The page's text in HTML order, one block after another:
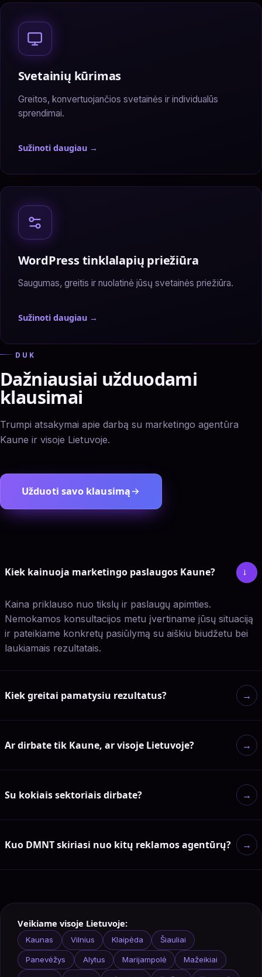
Svetainių kūrimas
Greitos, konvertuojančios svetainės ir individualūs
sprendimai.
Sužinoti daugiau →
— Svetainių kūrimas
WordPress tinklalapių priežiūra
Saugumas, greitis ir nuolatinė jūsų svetainės priežiūra.
Sužinoti daugiau →
— WordPress tinklalapių priežiūra
DUK
Dažniausiai užduodami
klausimai
Trumpi atsakymai apie darbą su marketingo agentūra
Kaune ir visoje Lietuvoje.
Užduoti savo klausimą
Kiek kainuoja marketingo paslaugos Kaune? →
Kaina priklauso nuo tikslų ir paslaugų apimties.
Nemokamos konsultacijos metu įvertiname jūsų situaciją
ir pateikiame konkretų pasiūlymą su aiškiu biudžetu bei
laukiamais rezultatais.
Kiek greitai pamatysiu rezultatus? →
Ar dirbate tik Kaune, ar visoje Lietuvoje? →
Su kokiais sektoriais dirbate? →
Kuo DMNT skiriasi nuo kitų reklamos agentūrų? →
Veikiame visoje Lietuvoje:
Kaunas Vilnius Klaipėda Šiauliai
Panevėžys Alytus Marijampolė Mažeikiai